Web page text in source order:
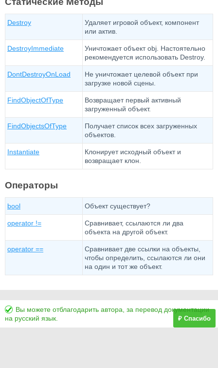
Destroy
Удаляет игровой объект, компонент
или актив.
DestroyImmediate
Уничтожает объект obj. Настоятельно
рекомендуется использовать Destroy.
DontDestroyOnLoad
Не уничтожает целевой объект при
загрузке новой сцены.
FindObjectOfType
Возвращает первый активный
загруженный объект.
FindObjectsOfType
Получает список всех загруженных
объектов.
Instantiate
Клонирует исходный объект и
возвращает клон.
Операторы
bool Объект существует?
operator !=
Сравнивает, ссылаются ли два
объекта на другой объект.
operator ==
Сравнивает две ссылки на объекты,
чтобы определить, ссылаются ли они
на один и тот же объект.
Вы можете отблагодарить автора, за перевод документации
на русский язык.
₽ Спасибо